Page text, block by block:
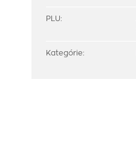
PLU:
Kategórie: